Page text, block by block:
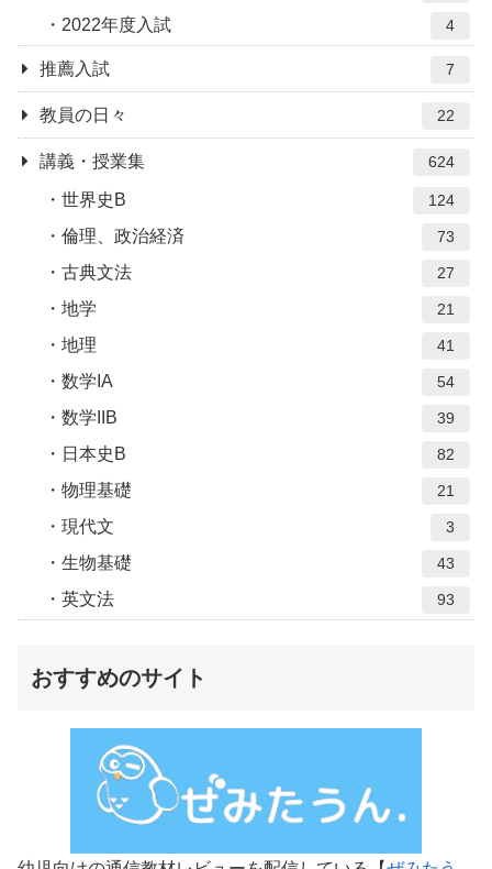
2022年度入試 4
推薦入試 7
教員の日々 22
講義・授業集 624
世界史B 124
倫理、政治経済 73
古典文法 27
地学 21
地理 41
数学IA 54
数学IIB 39
日本史B 82
物理基礎 21
現代文 3
生物基礎 43
英文法 93
おすすめのサイト